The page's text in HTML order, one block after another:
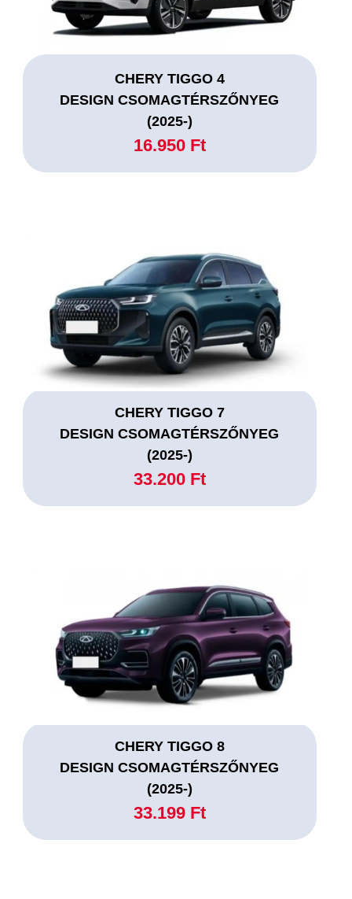
CHERY TIGGO 4
DESIGN CSOMAGTÉRSZŐNYEG
(2025-)
16.950 Ft
CHERY TIGGO 7
DESIGN CSOMAGTÉRSZŐNYEG
(2025-)
33.200 Ft
CHERY TIGGO 8
DESIGN CSOMAGTÉRSZŐNYEG
(2025-)
33.199 Ft